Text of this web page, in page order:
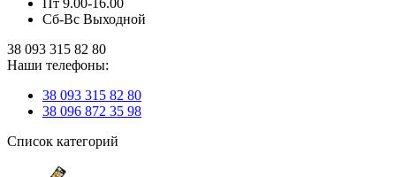
Пт 9.00-16.00
Сб-Вс Выходной
38 093 315 82 80
Наши телефоны:
38 093 315 82 80
38 096 872 35 98
Список категорий